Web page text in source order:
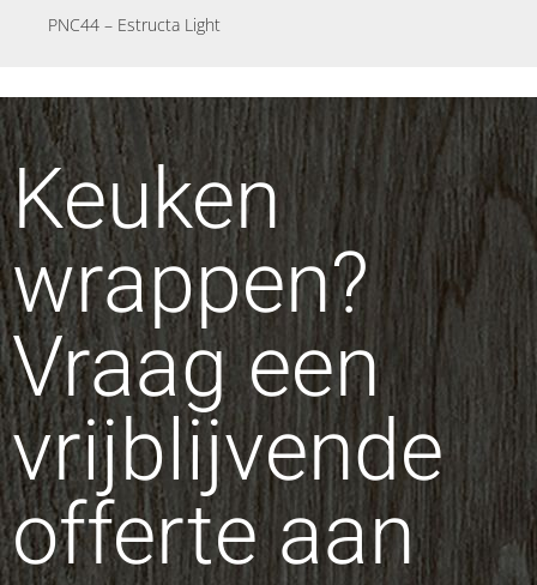
PNC44 – Estructa Light
Keuken
wrappen?
Vraag een
vrijblijvende
offerte aan